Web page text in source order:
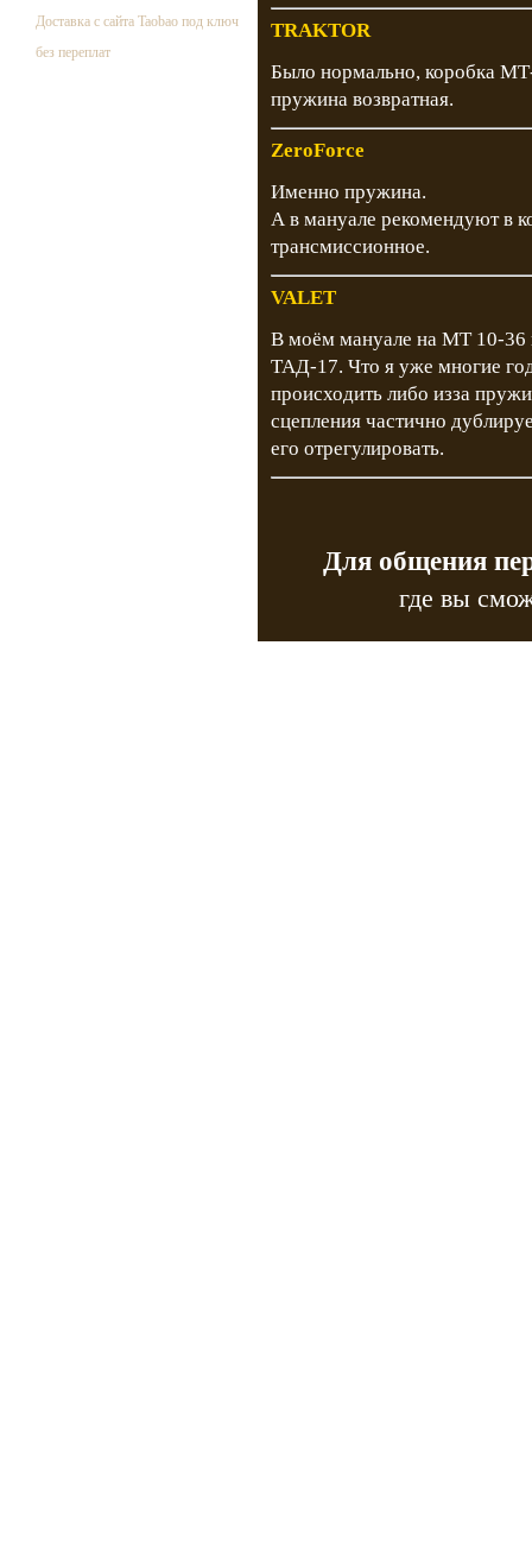
Доставка с сайта Taobao под ключ
без переплат
TRAKTOR
Было нормально, коробка
пружина возвратная.
ZeroForce
Именно пружина.
А в мануале рекомендуют в
трансмиссионное.
VALET
В моём мануале на МТ 10-36
ТАД-17. Что я уже многие
происходить либо изза
сцепления частично
его отрегулировать.
Для общения
где вы